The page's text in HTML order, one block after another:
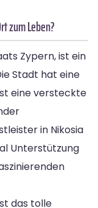
zum Leben?
Zypern, ist ein
Stadt hat eine
eine versteckte
in Nikosia
Unterstützung
das tolle